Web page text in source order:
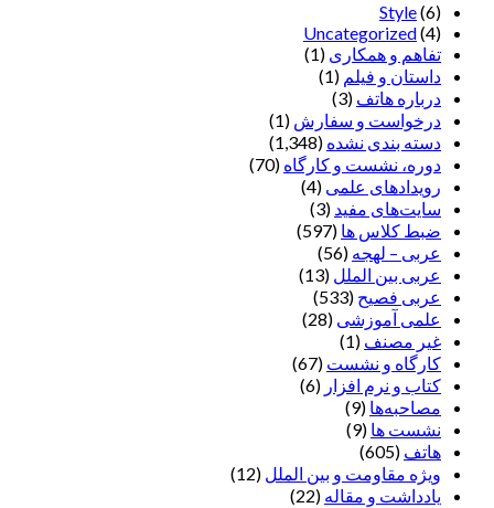
Style(6)
Uncategorized(4)
تفاهم و همکاری (1)
داستان و فیلم (1)
درباره هاتف (3)
درخواست و سفارش (1)
دسته بندی نشده (1,348)
دوره، نشست و کارگاه (70)
رویدادهای علمی (4)
سایت‌های مفید (3)
ضبط کلاس ها (597)
عربی – لهجه (56)
عربی بین الملل (13)
عربی فصیح (533)
علمی آموزشی (28)
غير مصنف (1)
کارگاه و نشست (67)
کتاب و نرم افزار (6)
مصاحبه‌ها (9)
نشست ها (9)
هاتف (605)
ویژه مقاومت و بین الملل (12)
یادداشت‌ و مقاله (22)